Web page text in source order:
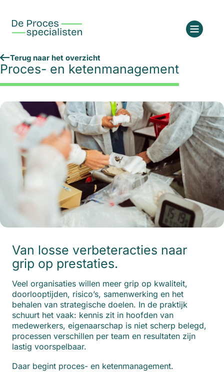
Terug naar het overzicht
Proces- en ketenmanagement
Van losse verbeteracties naar
grip op prestaties.
Veel organisaties willen meer grip op kwaliteit,
doorlooptijden, risico’s, samenwerking en het
behalen van strategische doelen. In de praktijk
schuurt het vaak: kennis zit in hoofden van
medewerkers, eigenaarschap is niet scherp belegd,
processen verschillen per team en resultaten zijn
lastig voorspelbaar.
Daar begint proces- en ketenmanagement.